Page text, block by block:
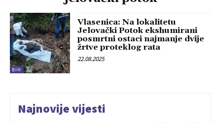
BIH
Vlasenica: Na lokalitetu
Jelovački Potok ekshumirani
posmrtni ostaci najmanje dvije
žrtve proteklog rata
22.08.2025
Najnovije vijesti